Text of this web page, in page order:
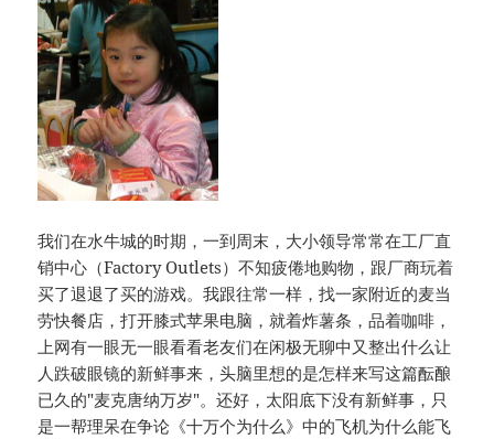
我们在水牛城的时期，一到周末，大小领导常常在工厂直
销中心（Factory Outlets）不知疲倦地购物，跟厂商玩着
买了退退了买的游戏。我跟往常一样，找一家附近的麦当
劳快餐店，打开膝式苹果电脑，就着炸薯条，品着咖啡，
上网有一眼无一眼看看老友们在闲极无聊中又整出什么让
人跌破眼镜的新鲜事来，头脑里想的是怎样来写这篇酝酿
已久的"麦克唐纳万岁"。还好，太阳底下没有新鲜事，只
是一帮理呆在争论《十万个为什么》中的飞机为什么能飞